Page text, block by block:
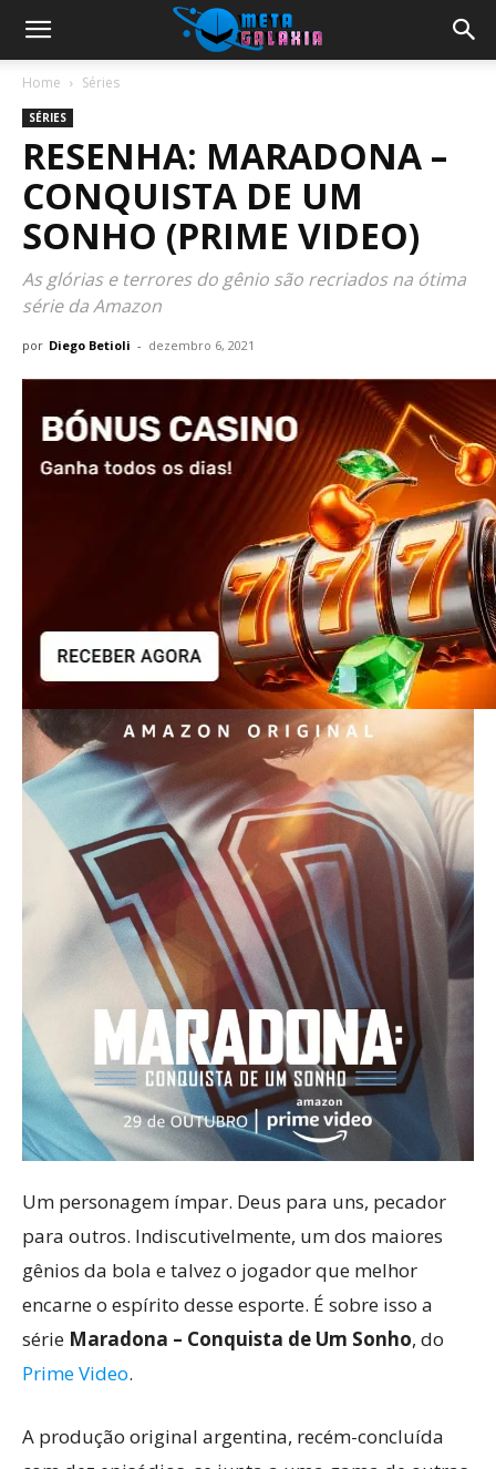
Home Séries
SÉRIES
RESENHA: MARADONA –
CONQUISTA DE UM
SONHO (PRIME VIDEO)
As glórias e terrores do gênio são recriados na ótima
série da Amazon
por Diego Betioli - dezembro 6, 2021
Um personagem ímpar. Deus para uns, pecador
para outros. Indiscutivelmente, um dos maiores
gênios da bola e talvez o jogador que melhor
encarne o espírito desse esporte. É sobre isso a
série Maradona – Conquista de Um Sonho, do
Prime Video.
A produção original argentina, recém-concluída